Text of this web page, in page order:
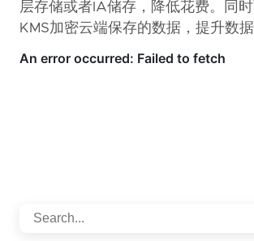
层存储或者IA储存，降低花费。同
KMS加密云端保存的数据，提升数据